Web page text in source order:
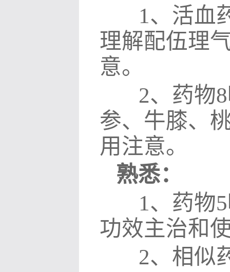
1、活血
理解配伍理
意。
2、药物8
参、牛膝、
用注意。
熟悉：
1、药物5
功效主治和
2、相似